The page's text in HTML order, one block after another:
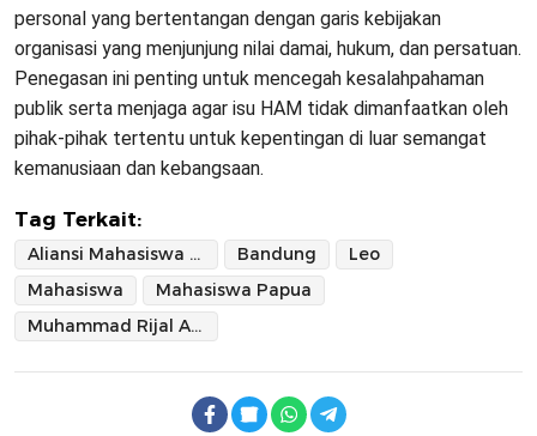
personal yang bertentangan dengan garis kebijakan
organisasi yang menjunjung nilai damai, hukum, dan persatuan.
Penegasan ini penting untuk mencegah kesalahpahaman
publik serta menjaga agar isu HAM tidak dimanfaatkan oleh
pihak-pihak tertentu untuk kepentingan di luar semangat
kemanusiaan dan kebangsaan.
Tag Terkait:
Aliansi Mahasiswa Papua Komite Kota Bandung Bandung
Leo
Mahasiswa
Mahasiswa Papua
Muhammad Rijal Akbar Yelipele